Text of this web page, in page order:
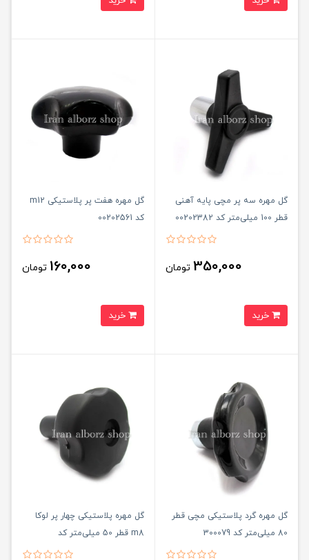
گل مهره سه پر مچی پایه آهنی
قطر 100 میلی‌متر کد 00202382
350,000 تومان
گل مهره هفت پر پلاستیکی m12
کد 00202561
160,000 تومان
گل مهره گرد پلاستیکی مچی قطر
80 میلی‌متر کد 300079
گل مهره پلاستیکی چهار پر لوکا
m8 قطر 50 میلی‌متر کد